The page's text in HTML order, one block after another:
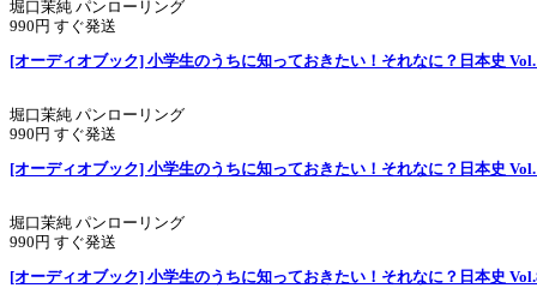
堀口茉純 パンローリング
990円 すぐ発送
[オーディオブック] 小学生のうちに知っておきたい！それなに？日本史
堀口茉純 パンローリング
990円 すぐ発送
[オーディオブック] 小学生のうちに知っておきたい！それなに？日本史
堀口茉純 パンローリング
990円 すぐ発送
[オーディオブック] 小学生のうちに知っておきたい！それなに？日本史